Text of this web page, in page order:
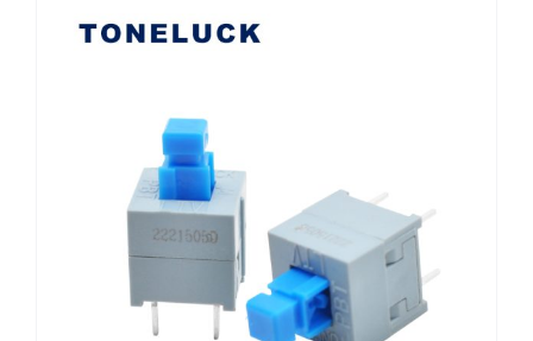
Interruptor de botão de pressão de 4
pinos para montagem em placa de
circuito impresso UL94 V-0 LTV-76